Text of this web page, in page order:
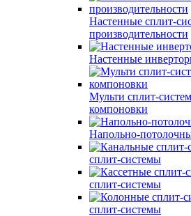
Настенные сплит-
производительности
Настенные
Мульти сплит-
компоновки
Напольно-
сплит-системы
сплит-системы
сплит-системы